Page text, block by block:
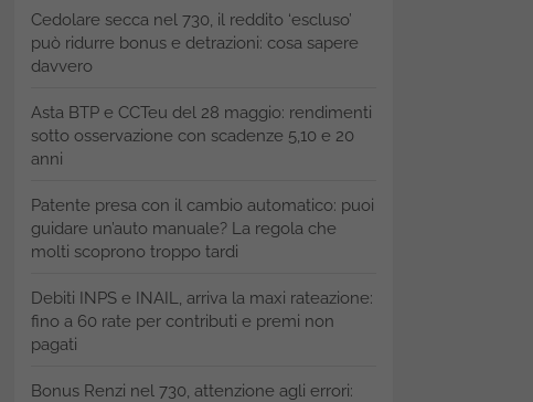
Cedolare secca nel 730, il reddito ‘escluso’
può ridurre bonus e detrazioni: cosa sapere
davvero
Asta BTP e CCTeu del 28 maggio: rendimenti
sotto osservazione con scadenze 5,10 e 20
anni
Patente presa con il cambio automatico: puoi
guidare un’auto manuale? La regola che
molti scoprono troppo tardi
Debiti INPS e INAIL, arriva la maxi rateazione:
fino a 60 rate per contributi e premi non
pagati
Bonus Renzi nel 730, attenzione agli errori: